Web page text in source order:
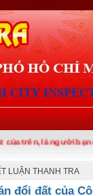
là người bạn của
LUẬN THANH TRA
đổi đất của